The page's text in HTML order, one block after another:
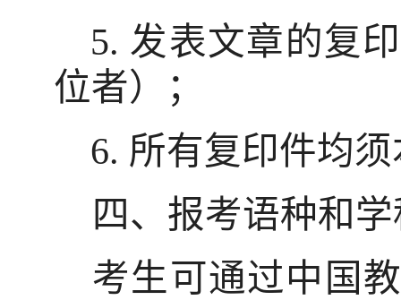
5. 发表文章的复
位者）；
6. 所有复印件均
四、报考语种和
考生可通过中国